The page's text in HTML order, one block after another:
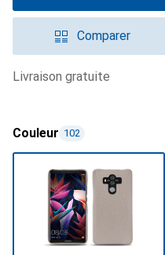
Comparer
livraison gratuite
Couleur 102